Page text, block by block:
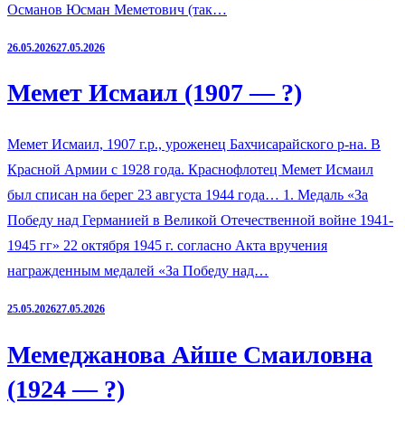
Османов Юсман Меметович (так…
26.05.202627.05.2026
Мемет Исмаил (1907 — ?)
Мемет Исмаил, 1907 г.р., уроженец Бахчисарайского р-на. В
Красной Армии с 1928 года. Краснофлотец Мемет Исмаил
был списан на берег 23 августа 1944 года… 1. Медаль «За
Победу над Германией в Великой Отечественной войне 1941-
1945 гг» 22 октября 1945 г. согласно Акта вручения
награжденным медалей «За Победу над…
25.05.202627.05.2026
Мемеджанова Айше Смаиловна
(1924 — ?)